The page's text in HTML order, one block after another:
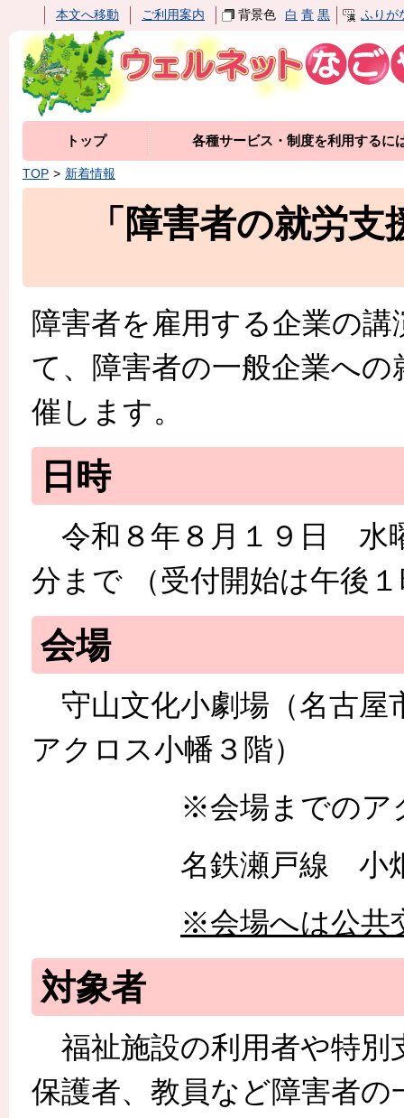
本文へ移動 ご利用案内 背景色 白 青 黒 ふりが
トップ 各種サービス・制度を利用するに
TOP 新着情報
「障害者の就労
障害者を雇用する企業の
て、障害者の一般企業へ
催します。
日時
令和８年８月１９日 水
分まで （受付開始は午後
会場
守山文化小劇場（名古
アクロス小幡３階）
※会場までのアク
名鉄瀬戸線 小畑
※会場へは公共
対象者
福祉施設の利用者や特
保護者、教員など障害者